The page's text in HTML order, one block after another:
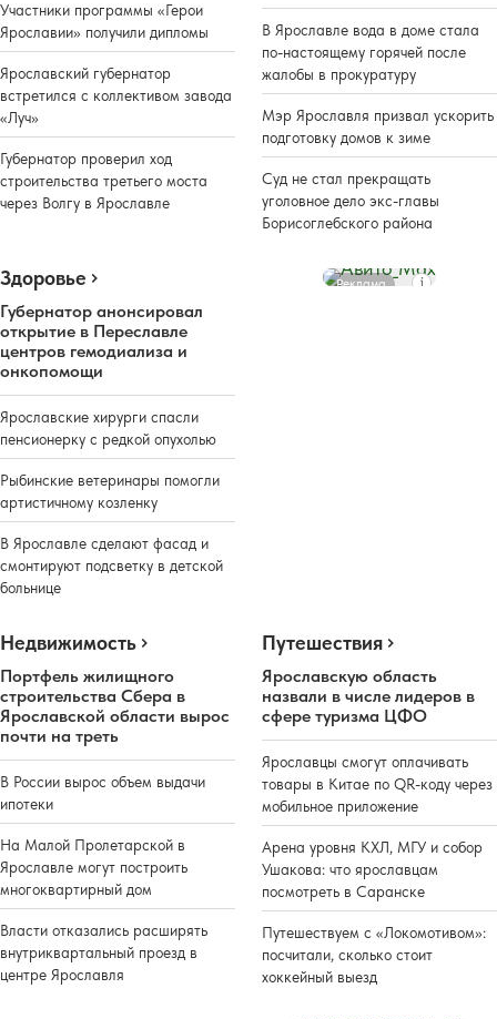
Участники программы «Герои
Ярославии» получили дипломы
Ярославский губернатор
встретился с коллективом завода
«Луч»
Губернатор проверил ход
строительства третьего моста
через Волгу в Ярославле
В Ярославле вода в доме стала
по-настоящему горячей после
жалобы в прокуратуру
Мэр Ярославля призвал ускорить
подготовку домов к зиме
Суд не стал прекращать
уголовное дело экс-главы
Борисоглебского района
Здоровье
Губернатор анонсировал
открытие в Переславле
центров гемодиализа и
онкопомощи
Ярославские хирурги спасли
пенсионерку с редкой опухолью
Рыбинские ветеринары помогли
артистичному козленку
В Ярославле сделают фасад и
смонтируют подсветку в детской
больнице
Реклама
Недвижимость
Портфель жилищного
строительства Сбера в
Ярославской области вырос
почти на треть
В России вырос объем выдачи
ипотеки
На Малой Пролетарской в
Ярославле могут построить
многоквартирный дом
Власти отказались расширять
внутриквартальный проезд в
центре Ярославля
Путешествия
Ярославскую область
назвали в числе лидеров в
сфере туризма ЦФО
Ярославцы смогут оплачивать
товары в Китае по QR-коду через
мобильное приложение
Арена уровня КХЛ, МГУ и собор
Ушакова: что ярославцам
посмотреть в Саранске
Путешествуем с «Локомотивом»:
посчитали, сколько стоит
хоккейный выезд